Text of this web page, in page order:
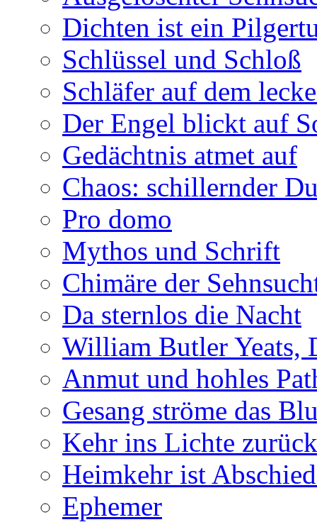
Dichten ist ein
Schlüssel und Schloß
Schläfer auf dem
Der Engel blickt auf
Gedächtnis atmet auf
Chaos: schillernder
Pro domo
Mythos und Schrift
Chimäre der
Da sternlos die Nacht
William Butler Yeats,
Anmut und hohles
Gesang ströme das
Kehr ins Lichte zurück
Heimkehr ist
Ephemer